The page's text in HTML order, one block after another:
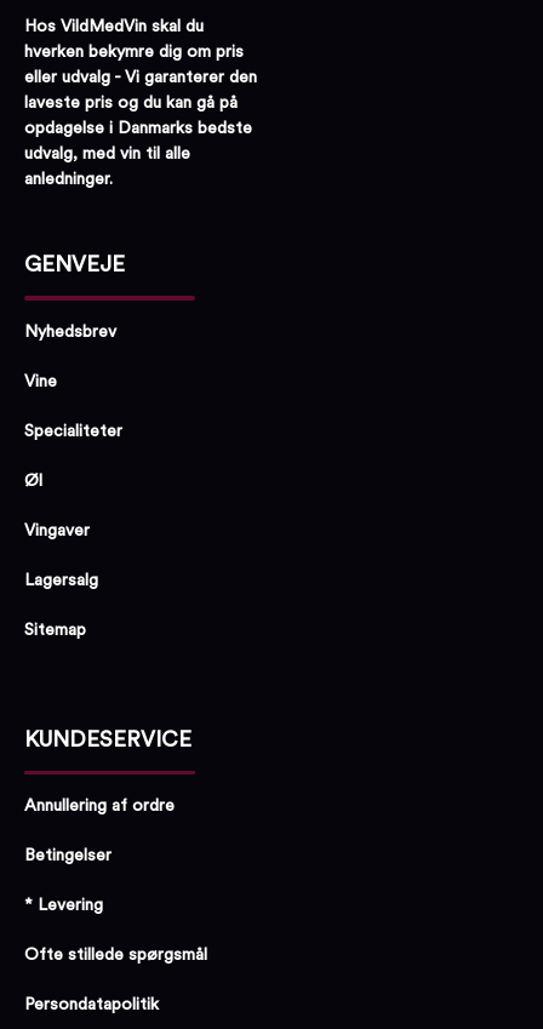
Hos VildMedVin skal du
hverken bekymre dig om pris
eller udvalg - Vi garanterer den
laveste pris og du kan gå på
opdagelse i Danmarks bedste
udvalg, med vin til alle
anledninger.
GENVEJE
Nyhedsbrev
Vine
Specialiteter
Øl
Vingaver
Lagersalg
Sitemap
KUNDESERVICE
Annullering af ordre
Betingelser
* Levering
Ofte stillede spørgsmål
Persondatapolitik